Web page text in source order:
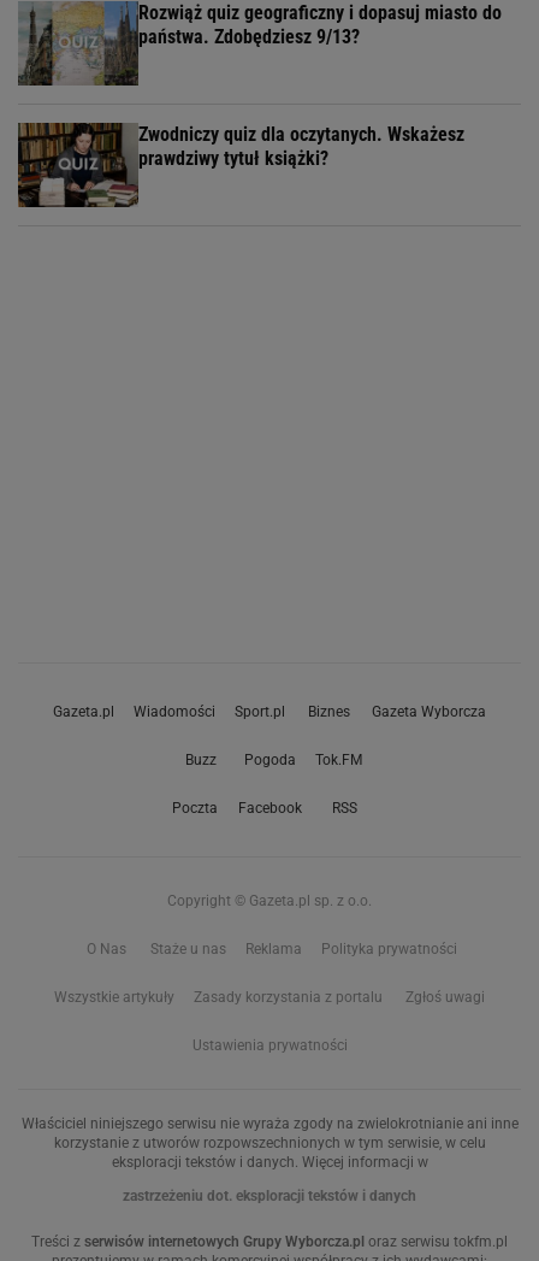
Rozwiąż quiz geograficzny i dopasuj miasto do
państwa. Zdobędziesz 9/13?
Zwodniczy quiz dla oczytanych. Wskażesz
prawdziwy tytuł książki?
Gazeta.pl Wiadomości Sport.pl Biznes Gazeta Wyborcza
Buzz Pogoda Tok.FM
Poczta Facebook RSS
Copyright © Gazeta.pl sp. z o.o.
O Nas Staże u nas Reklama Polityka prywatności
Wszystkie artykuły Zasady korzystania z portalu Zgłoś uwagi
Ustawienia prywatności
Właściciel niniejszego serwisu nie wyraża zgody na zwielokrotnianie ani inne
korzystanie z utworów rozpowszechnionych w tym serwisie, w celu
eksploracji tekstów i danych. Więcej informacji w
zastrzeżeniu dot. eksploracji tekstów i danych
Treści z serwisów internetowych Grupy Wyborcza.pl oraz serwisu tokfm.pl